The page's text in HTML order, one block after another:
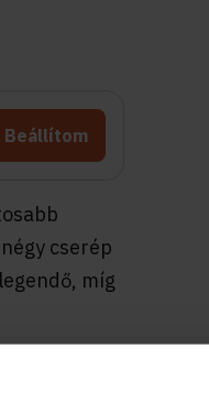
Beállítom
cserép
míg